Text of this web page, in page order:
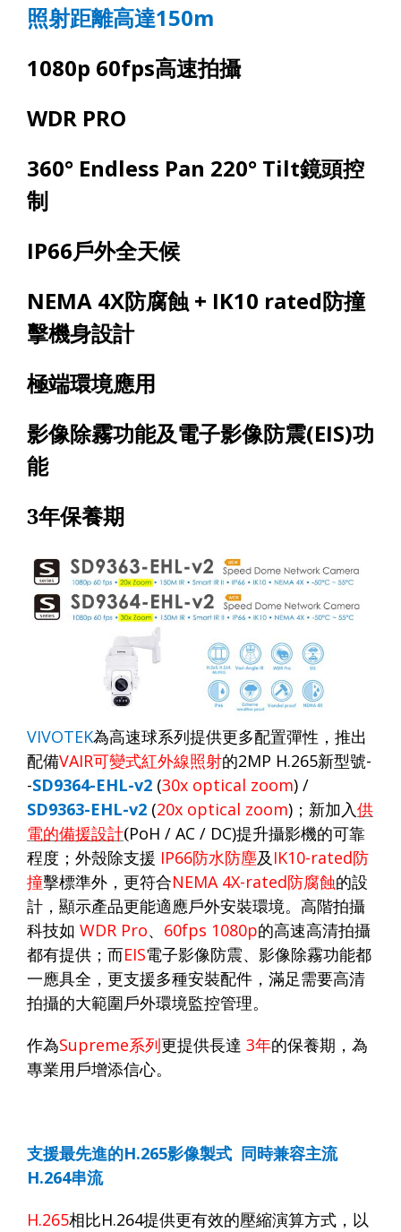
照射距離高達150m
1080p 60fps高速拍攝
WDR PRO
360° Endless Pan 220° Tilt鏡頭控
制
IP66戶外全天候
NEMA 4X防腐蝕 + IK10 rated防撞
擊機身設計
極端環境應用
影像除霧功能及電子影像防震(EIS)功
能
3年保養期
VIVOTEK為高速球系列提供更多配置彈性，推出
配備VAIR可變式紅外線照射的2MP H.265新型號-
-SD9364-EHL-v2 (30x optical zoom) /
SD9363-EHL-v2 (20x optical zoom) ；新加入供
電的備援設計(PoH / AC / DC)提升攝影機的可靠
程度；外殼除支援 IP66防水防塵及 IK10-rated防
撞擊標準外，更符合NEMA 4X-rated防腐蝕的設
計，顯示產品更能適應戶外安裝環境。高階拍攝
科技如 WDR Pro、 60fps 1080p的高速高清拍攝
都有提供；而EIS電子影像防震、影像除霧功能都
一應具全，更支援多種安裝配件， 滿足需要高清
拍攝的大範圍戶外環境監控管理。
作為Supreme系列更提供長達 3年的保養期，為
專業用戶增添信心。
支援最先進的H.265影像製式 同時兼容主流
H.264串流
H.265相比H.264提供更有效的壓縮演算方式，以